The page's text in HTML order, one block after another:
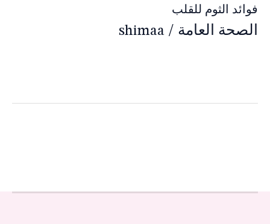
فوائد الثوم للقلب
الصحة العامة /
shimaa